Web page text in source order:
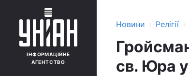
ІНФОРМАЦІЙНЕ
АГЕНТСТВО
Новини › Релігії ›
св. Юра у